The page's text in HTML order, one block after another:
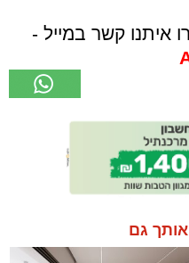
איתנו קשר במייל -
אותך גם